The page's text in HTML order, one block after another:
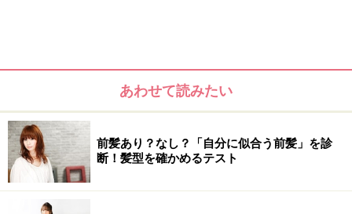
あわせて読みたい
前髪あり？なし？「自分に似合う前髪」を診
断！髪型を確かめるテスト